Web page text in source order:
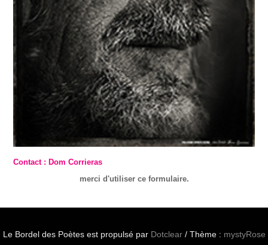
Contact : Dom Corrieras
merci d'utiliser ce formulaire.
Le Bordel des Poètes est propulsé par Dotclear/ Thème : mystyRose